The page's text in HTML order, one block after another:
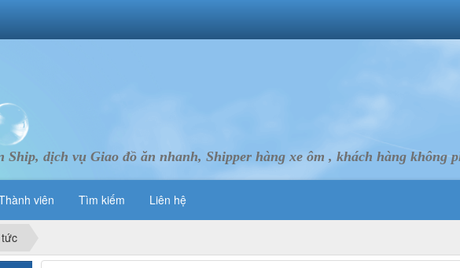
Ship, dịch vụ Giao đồ ăn nhanh, Shipper hàng xe ôm , khách hàng không
viên Tìm kiếm Liên hệ